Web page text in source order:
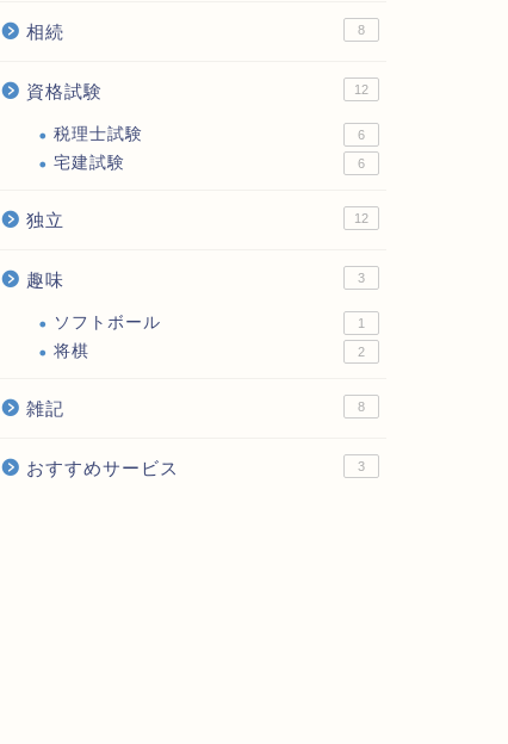
相続 8
資格試験 12
税理士試験 6
宅建試験 6
独立 12
趣味 3
ソフトボール 1
将棋 2
雑記 8
おすすめサービス 3